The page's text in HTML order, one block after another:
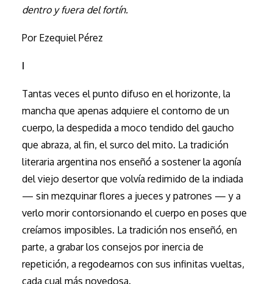
dentro y fuera del fortín.
Por Ezequiel Pérez
I
Tantas veces el punto difuso en el horizonte, la
mancha que apenas adquiere el contorno de un
cuerpo, la despedida a moco tendido del gaucho
que abraza, al fin, el surco del mito. La tradición
literaria argentina nos enseñó a sostener la agonía
del viejo desertor que volvía redimido de la indiada
— sin mezquinar flores a jueces y patrones — y a
verlo morir contorsionando el cuerpo en poses que
creíamos imposibles. La tradición nos enseñó, en
parte, a grabar los consejos por inercia de
repetición, a regodearnos con sus infinitas vueltas,
cada cual más novedosa.